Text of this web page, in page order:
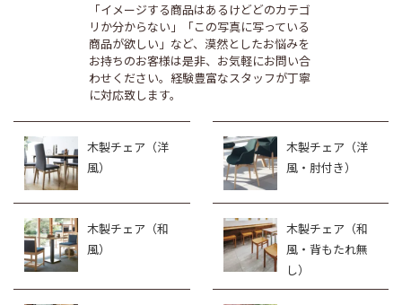
「イメージする商品はあるけどどのカテゴ
リか分からない」「この写真に写っている
商品が欲しい」など、漠然としたお悩みを
お持ちのお客様は是非、お気軽にお問い合
わせください。経験豊富なスタッフが丁寧
に対応致します。
木製チェア（洋
風）
木製チェア（洋
風・肘付き）
木製チェア（和
風）
木製チェア（和
風・背もたれ無
し）